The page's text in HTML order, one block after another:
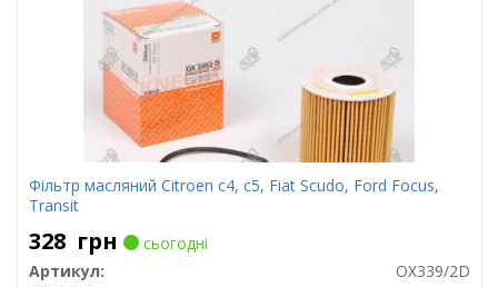
Фільтр масляний Citroen c4, c5, Fiat Scudo, Ford Focus,
Transit
328 грн
сьогодні
Артикул:
OX339/2D